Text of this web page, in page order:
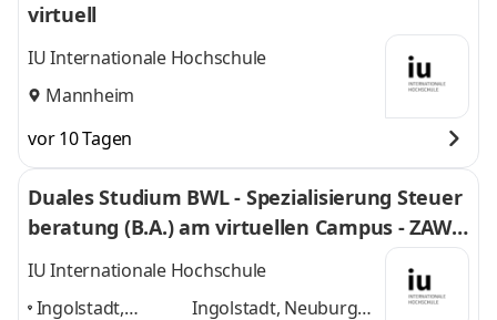
virtuell
IU Internationale Hochschule
Mannheim
vor 10 Tagen
Duales Studium BWL - Spezialisierung Steuer
beratung (B.A.) am virtuellen Campus - ZAWI-
Treuhand
IU Internationale Hochschule
Ingolstadt,
Ingolstadt, Neuburg